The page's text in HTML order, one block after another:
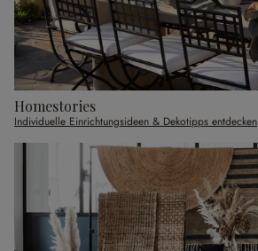
Homestories
Individuelle Einrichtungsideen & Dekotipps entdecken